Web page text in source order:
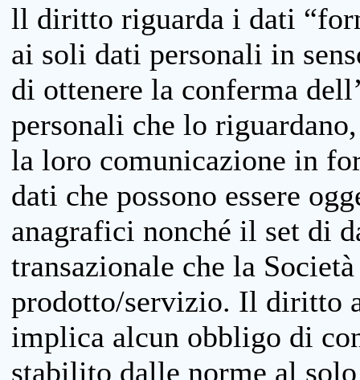
ll diritto riguarda i dati
ai soli dati personali in
di ottenere la conferma
personali che lo
la loro comunicazione in
dati che possono essere
anagrafici nonché il set di
transazionale che la
prodotto/servizio. Il diritto
implica alcun obbligo di
stabilito dalle norme al